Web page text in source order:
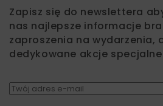
Zapisz się do newslettera
nas najlepsze informacje
zaproszenia na wydarzenia,
dedykowane akcje